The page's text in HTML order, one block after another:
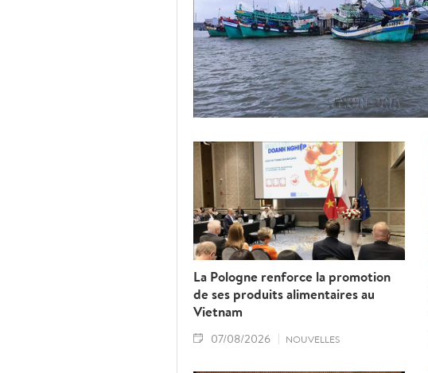
La Pologne renforce la promotion
de ses produits alimentaires au
Vietnam
07/08/2026 NOUVELLES